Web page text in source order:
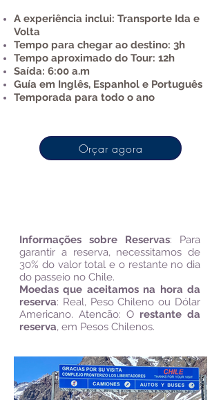
A experiência inclui: Transporte Ida e
Volta
Tempo para chegar ao destino: 3h
Tempo aproximado do Tour: 12h
Saída: 6:00 a.m
Guía em Inglês, Espanhol e Português
Temporada para todo o ano
Orçar agora
Informações sobre Reservas: Para
garantir a reserva, necessitamos de
30% do valor total e o restante no dia
do passeio no Chile.
Moedas que aceitamos na hora da
reserva: Real, Peso Chileno ou Dólar
Americano. Atencão: O restante da
reserva, em Pesos Chilenos.